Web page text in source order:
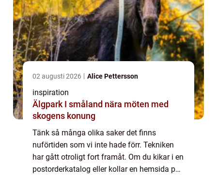
02 augusti 2026 Alice Pettersson
inspiration
Älgpark I småland nära möten med
skogens konung
Tänk så många olika saker det finns
nuförtiden som vi inte hade förr. Tekniken
har gått otroligt fort framåt. Om du kikar i en
postorderkatalog eller kollar en hemsida på